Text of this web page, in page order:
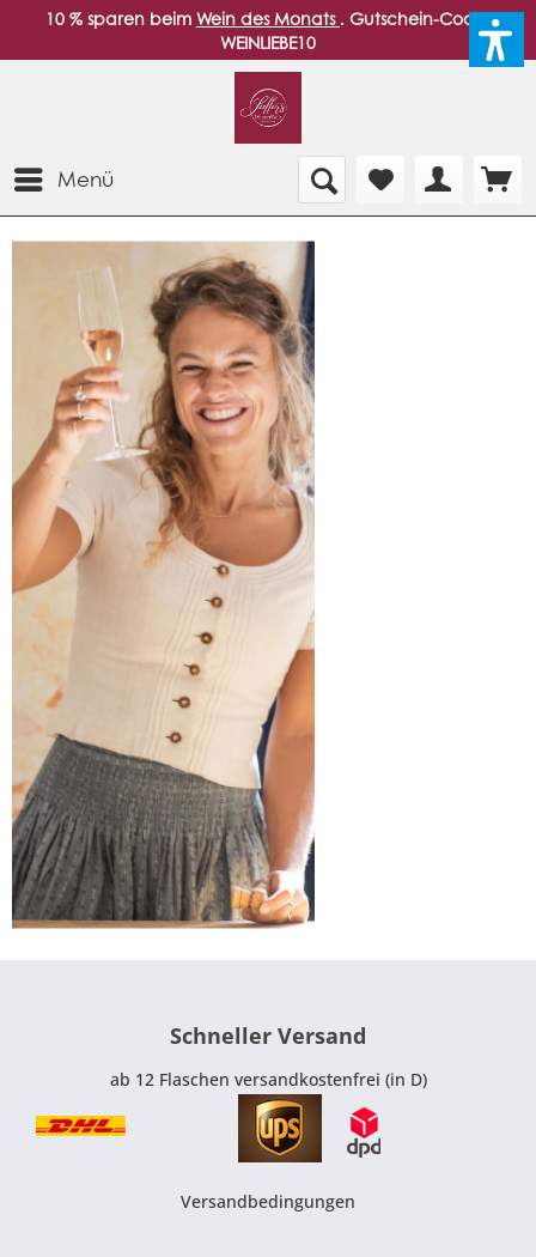
10 % sparen beim Wein des Monats . Gutschein-Code:
WEINLIEBE10
Menü
Schneller Versand
ab 12 Flaschen versandkostenfrei (in D)
Versandbedingungen